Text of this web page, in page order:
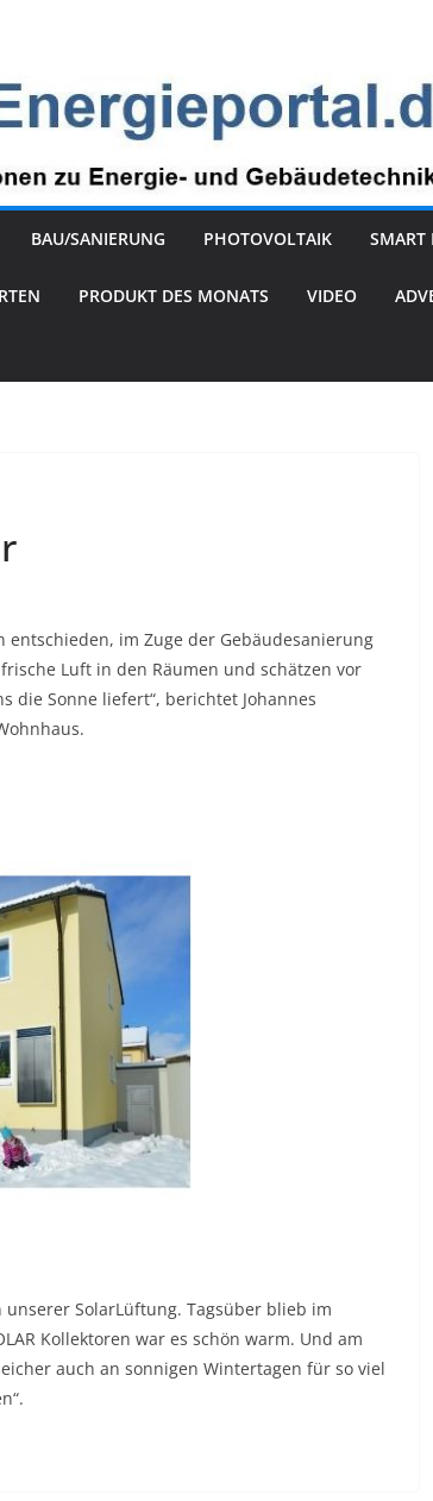
BAU/SANIERUNG PHOTOVOLTAIK SMART
PRODUKT DES MONATS VIDEO
entschieden, im Zuge der Gebäudesanierung
Luft in den Räumen und schätzen vor
die Sonne liefert“, berichtet Johannes
SolarLüftung. Tagsüber blieb im
Kollektoren war es schön warm. Und am
auch an sonnigen Wintertagen für so viel